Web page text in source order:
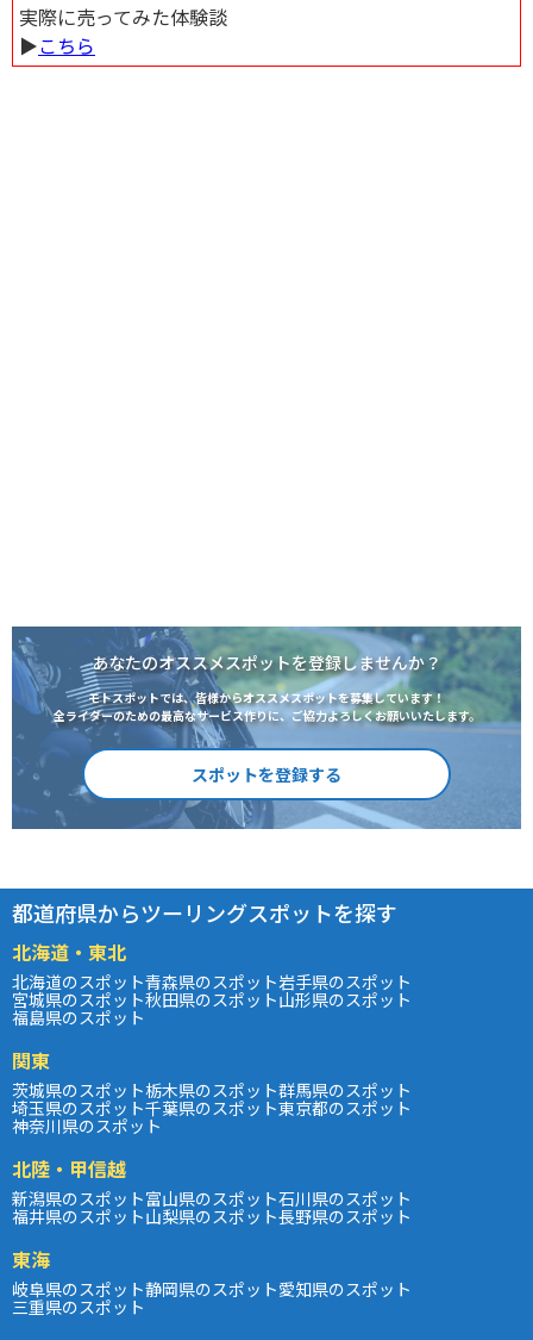
実際に売ってみた体験談
▶︎こちら
あなたのオススメスポットを登録しませんか？
モトスポットでは、皆様からオススメスポットを募集しています！
全ライダーのための最高なサービス作りに、ご協力よろしくお願いいたします。
スポットを登録する
都道府県からツーリングスポットを探す
北海道・東北
北海道のスポット青森県のスポット岩手県のスポット
宮城県のスポット秋田県のスポット山形県のスポット
福島県のスポット
関東
茨城県のスポット栃木県のスポット群馬県のスポット
埼玉県のスポット千葉県のスポット東京都のスポット
神奈川県のスポット
北陸・甲信越
新潟県のスポット富山県のスポット石川県のスポット
福井県のスポット山梨県のスポット長野県のスポット
東海
岐阜県のスポット静岡県のスポット愛知県のスポット
三重県のスポット